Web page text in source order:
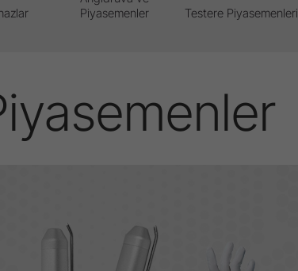
Piyasemenler
Testere Piyasemenleri